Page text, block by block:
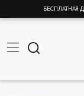
БЕСПЛАТНАЯ